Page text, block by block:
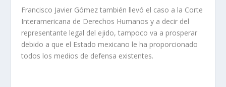
Francisco Javier Gómez también llevó el caso a la Corte
Interamericana de Derechos Humanos y a decir del
representante legal del ejido, tampoco va a prosperar
debido a que el Estado mexicano le ha proporcionado
todos los medios de defensa existentes.